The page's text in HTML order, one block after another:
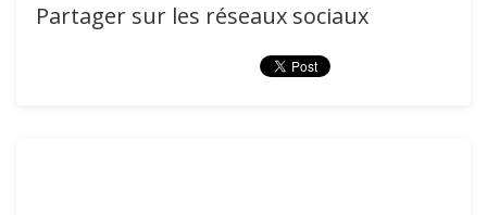
Partager sur les réseaux sociaux